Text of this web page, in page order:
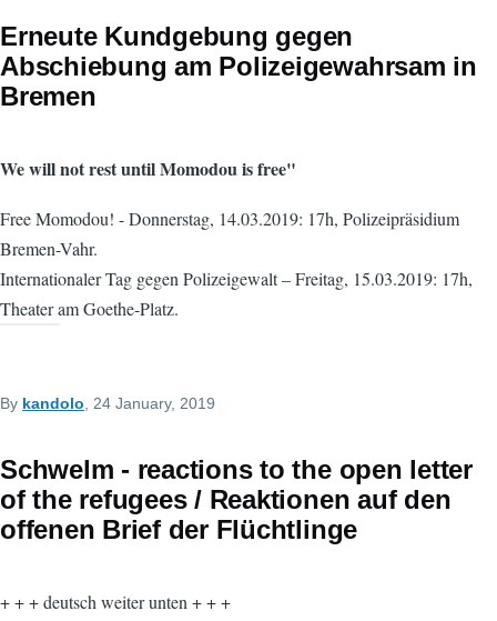
Erneute Kundgebung gegen
Abschiebung am Polizeigewahrsam in
Bremen
We will not rest until Momodou is free"
Free Momodou! - Donnerstag, 14.03.2019: 17h, Polizeipräsidium
Bremen-Vahr.
Internationaler Tag gegen Polizeigewalt – Freitag, 15.03.2019: 17h,
Theater am Goethe-Platz.
By kandolo , 24 January, 2019
Schwelm - reactions to the open letter
of the refugees / Reaktionen auf den
offenen Brief der Flüchtlinge
+ + + deutsch weiter unten + + +